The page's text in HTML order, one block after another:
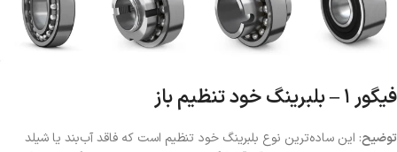
فیگور ۱ – بلبرینگ خود تنظیم باز
توضیح: این ساده‌ترین نوع بلبرینگ خود تنظیم است که فاقد آب‌بند یا شیلد